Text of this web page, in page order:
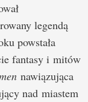
legendą
powstała
fantasy i mitów
nawiązująca
nad miastem